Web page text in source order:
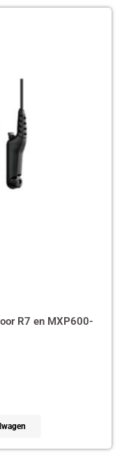
R7 en MXP600-